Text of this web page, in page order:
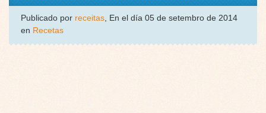
Publicado por receitas, En el día 05 de setembro de 2014
en Recetas